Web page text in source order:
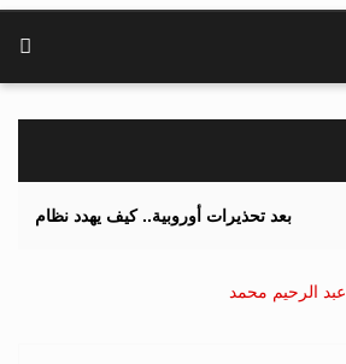
بعد تحذيرات أوروبية.. كيف يهدد نظام الغذاء والزراعة
عبد الرحيم محمد